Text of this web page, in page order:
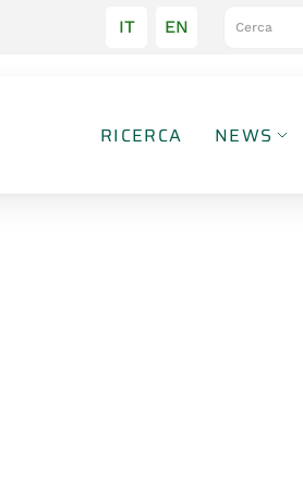
IT EN
RICERCA NEWS